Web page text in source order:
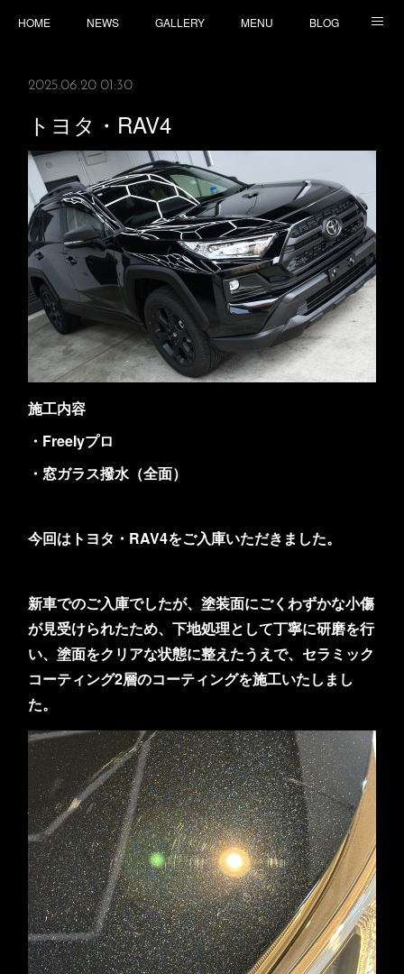
HOME NEWS GALLERY MENU BLOG
2025.06.20 01:30
トヨタ・RAV4
施工内容
・Freelyプロ
・窓ガラス撥水（全面）
今回はトヨタ・RAV4をご入庫いただきました。
新車でのご入庫でしたが、塗装面にごくわずかな小傷
が見受けられたため、下地処理として丁寧に研磨を行
い、塗面をクリアな状態に整えたうえで、セラミック
コーティング2層のコーティングを施工いたしまし
た。